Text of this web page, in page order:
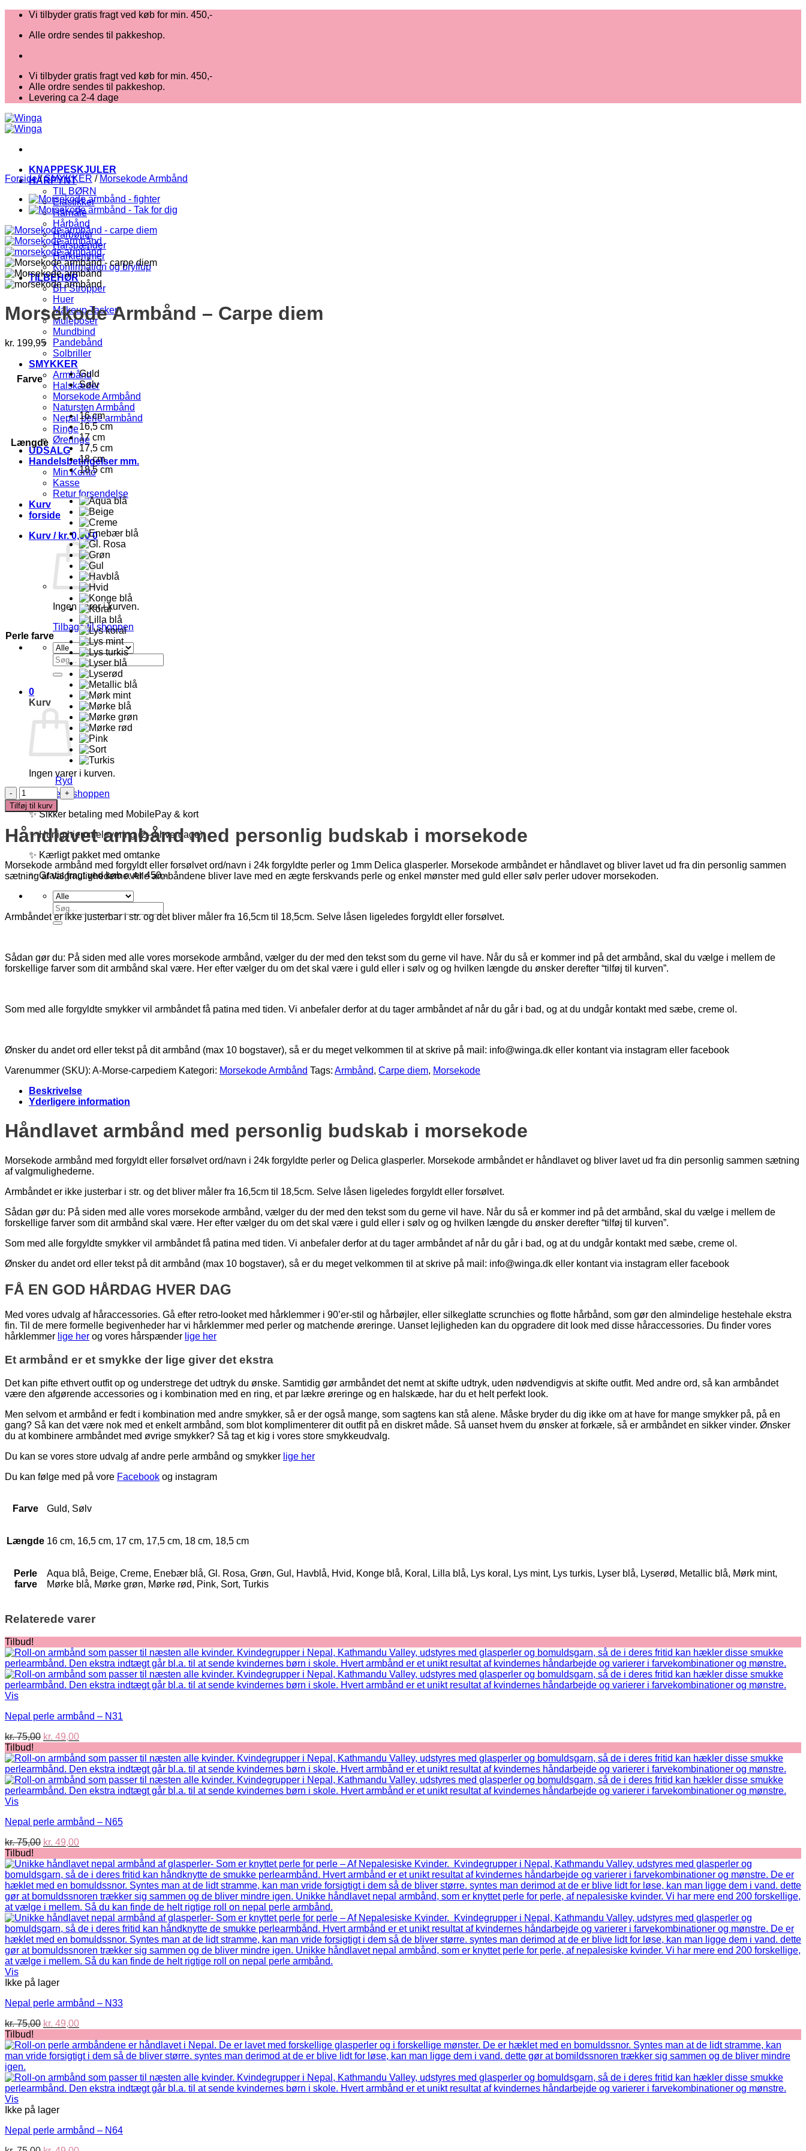
Fortsæt
indhold
Vi tilbyder gratis fragt ved køb for min. 450,-
Alle ordre sendes til pakkeshop.
Vi tilbyder gratis fragt ved køb for min. 450,-
Alle ordre sendes til pakkeshop.
Levering ca 2-4 dage
KNAPPESKJULER
HÅRPYNT
TIL BØRN
Elastikker
Hårnåle
Hårbånd
Hårbøjler
Hårspænder
Hårklemmer
Konfirmation og bryllup
TILBEHØR
BH Stropper
Huer
Makeup Tasker
Muleposer
Mundbind
Pandebånd
Solbriller
SMYKKER
Armbånd
Halskæder
Morsekode Armbånd
Natursten Armbånd
Nepal perle armbånd
Ringe
Øreringe
UDSALG
Handelsbetingelser mm.
Min Konto
Kasse
Retur forsendelse
Kurv
forside
Kurv / kr.0,00 0
Ingen varer i kurven.
Tilbage til shoppen
Søg
efter:
0
Kurv
Ingen varer i kurven.
Tilbage til shoppen
✨ Sikker betaling med MobilePay & kort
✨ Hurtig hjemmelevering (2–4 hverdage)
✨ Kærligt pakket med omtanke
✨ Gratis fragt ved køb over 450,-
Søg
efter:
Forside / SMYKKER / Morsekode Armbånd
Morsekode Armbånd – Carpe diem
kr. 199,95
Farve
Guld
Sølv
Længde
16 cm
16,5 cm
17 cm
17,5 cm
18 cm
18,5 cm
Perle farve
Ryd
Morsekode
Armbånd
-
Carpe
diem
antal
Tilføj til kurv
Håndlavet armbånd med personlig budskab i morsekode
Morsekode armbånd med forgyldt eller forsølvet ord/navn i 24k forgyldte perler og 1mm Delica glasperler. Morsekode armbåndet er håndlavet og bliver lavet ud fra din personlig sammen
sætning af valgmulighederne. Alle armbåndene bliver lave med en ægte ferskvands perle og enkel mønster med guld eller sølv perler udover morsekoden.
Armbåndet er ikke justerbar i str. og det bliver måler fra 16,5cm til 18,5cm. Selve låsen ligeledes forgyldt eller forsølvet.
Sådan gør du: På siden med alle vores morsekode armbånd, vælger du der med den tekst som du gerne vil have. Når du så er kommer ind på det armbånd, skal du vælge i mellem de
forskellige farver som dit armbånd skal være. Her efter vælger du om det skal være i guld eller i sølv og og hvilken længde du ønsker derefter “tilføj til kurven”.
Som med alle forgyldte smykker vil armbåndet få patina med tiden. Vi anbefaler derfor at du tager armbåndet af når du går i bad, og at du undgår kontakt med sæbe, creme ol.
Ønsker du andet ord eller tekst på dit armbånd (max 10 bogstaver), så er du meget velkommen til at skrive på mail: info@winga.dk eller kontant via instagram eller facebook
Varenummer (SKU): A-Morse-carpediem Kategori: Morsekode Armbånd Tags: Armbånd, Carpe diem, Morsekode
Beskrivelse
Yderligere information
Håndlavet armbånd med personlig budskab i morsekode
Morsekode armbånd med forgyldt eller forsølvet ord/navn i 24k forgyldte perler og Delica glasperler. Morsekode armbåndet er håndlavet og bliver lavet ud fra din personlig sammen sætning
af valgmulighederne.
Armbåndet er ikke justerbar i str. og det bliver måler fra 16,5cm til 18,5cm. Selve låsen ligeledes forgyldt eller forsølvet.
Sådan gør du: På siden med alle vores morsekode armbånd, vælger du der med den tekst som du gerne vil have. Når du så er kommer ind på det armbånd, skal du vælge i mellem de
forskellige farver som dit armbånd skal være. Her efter vælger du om det skal være i guld eller i sølv og og hvilken længde du ønsker derefter “tilføj til kurven”.
Som med alle forgyldte smykker vil armbåndet få patina med tiden. Vi anbefaler derfor at du tager armbåndet af når du går i bad, og at du undgår kontakt med sæbe, creme ol.
Ønsker du andet ord eller tekst på dit armbånd (max 10 bogstaver), så er du meget velkommen til at skrive på mail: info@winga.dk eller kontant via instagram eller facebook
FÅ EN GOD HÅRDAG HVER DAG
Med vores udvalg af håraccessories. Gå efter retro-looket med hårklemmer i 90’er-stil og hårbøjler, eller silkeglatte scrunchies og flotte hårbånd, som gør den almindelige hestehale ekstra
fin. Til de mere formelle begivenheder har vi hårklemmer med perler og matchende øreringe. Uanset lejligheden kan du opgradere dit look med disse håraccessories. Du finder vores
hårklemmer lige her og vores hårspænder lige her
Et armbånd er et smykke der lige giver det ekstra
Det kan pifte ethvert outfit op og understrege det udtryk du ønske. Samtidig gør armbåndet det nemt at skifte udtryk, uden nødvendigvis at skifte outfit. Med andre ord, så kan armbåndet
være den afgørende accessories og i kombination med en ring, et par lækre øreringe og en halskæde, har du et helt perfekt look.
Men selvom et armbånd er fedt i kombination med andre smykker, så er der også mange, som sagtens kan stå alene. Måske bryder du dig ikke om at have for mange smykker på, på en
gang? Så kan det være nok med et enkelt armbånd, som blot komplimenterer dit outfit på en diskret måde. Så uanset hvem du ønsker at forkæle, så er armbåndet en sikker vinder. Ønsker
du at kombinere armbåndet med øvrige smykker? Så tag et kig i vores store smykkeudvalg.
Du kan se vores store udvalg af andre perle armbånd og smykker lige her
Du kan følge med på vore Facebook og instagram
Farve Guld, Sølv
Længde 16 cm, 16,5 cm, 17 cm, 17,5 cm, 18 cm, 18,5 cm
Perle
farve
Aqua blå, Beige, Creme, Enebær blå, Gl. Rosa, Grøn, Gul, Havblå, Hvid, Konge blå, Koral, Lilla blå, Lys koral, Lys mint, Lys turkis, Lyser blå, Lyserød, Metallic blå, Mørk mint,
Mørke blå, Mørke grøn, Mørke rød, Pink, Sort, Turkis
Relaterede varer
Tilbud!
Vis
Nepal perle armbånd – N31
kr.75,00 Den
pris
var:
kr. 75,00.
kr. 49,00Den
pris
er:
kr. 49,00.
Tilbud!
Vis
Nepal perle armbånd – N65
kr.75,00 Den
pris
var:
kr. 75,00.
kr. 49,00Den
pris
er:
kr. 49,00.
Tilbud!
Vis
Ikke på lager
Nepal perle armbånd – N33
kr.75,00 Den
pris
var:
kr. 49,00Den
pris
er:
Tilbud!
Vis
Ikke på lager
Nepal perle armbånd – N64